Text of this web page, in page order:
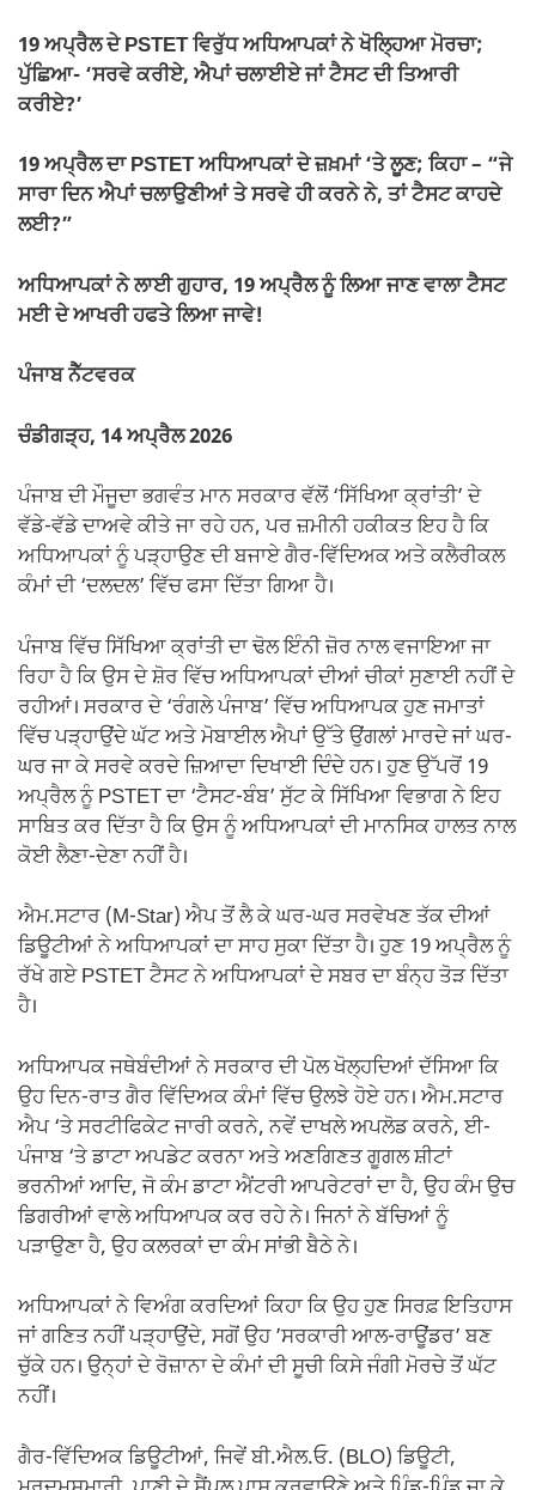
19 ਅਪ੍ਰੈਲ ਦੇ PSTET ਵਿਰੁੱਧ ਅਧਿਆਪਕਾਂ ਨੇ ਖੋਲ੍ਹਿਆ ਮੋਰਚਾ;
ਪੁੱਛਿਆ- ‘ਸਰਵੇ ਕਰੀਏ, ਐਪਾਂ ਚਲਾਈਏ ਜਾਂ ਟੈਸਟ ਦੀ ਤਿਆਰੀ
ਕਰੀਏ?’
19 ਅਪ੍ਰੈਲ ਦਾ PSTET ਅਧਿਆਪਕਾਂ ਦੇ ਜ਼ਖ਼ਮਾਂ ‘ਤੇ ਲੂਣ; ਕਿਹਾ – “ਜੇ
ਸਾਰਾ ਦਿਨ ਐਪਾਂ ਚਲਾਉਣੀਆਂ ਤੇ ਸਰਵੇ ਹੀ ਕਰਨੇ ਨੇ, ਤਾਂ ਟੈਸਟ ਕਾਹਦੇ
ਲਈ?”
ਅਧਿਆਪਕਾਂ ਨੇ ਲਾਈ ਗੁਹਾਰ, 19 ਅਪ੍ਰੈਲ ਨੂੰ ਲਿਆ ਜਾਣ ਵਾਲਾ ਟੈਸਟ
ਮਈ ਦੇ ਆਖਰੀ ਹਫਤੇ ਲਿਆ ਜਾਵੇ!
ਪੰਜਾਬ ਨੈੱਟਵਰਕ
ਚੰਡੀਗੜ੍ਹ, 14 ਅਪ੍ਰੈਲ 2026
ਪੰਜਾਬ ਦੀ ਮੌਜੂਦਾ ਭਗਵੰਤ ਮਾਨ ਸਰਕਾਰ ਵੱਲੋਂ ‘ਸਿੱਖਿਆ ਕ੍ਰਾਂਤੀ’ ਦੇ
ਵੱਡੇ-ਵੱਡੇ ਦਾਅਵੇ ਕੀਤੇ ਜਾ ਰਹੇ ਹਨ, ਪਰ ਜ਼ਮੀਨੀ ਹਕੀਕਤ ਇਹ ਹੈ ਕਿ
ਅਧਿਆਪਕਾਂ ਨੂੰ ਪੜ੍ਹਾਉਣ ਦੀ ਬਜਾਏ ਗੈਰ-ਵਿੱਦਿਅਕ ਅਤੇ ਕਲੈਰੀਕਲ
ਕੰਮਾਂ ਦੀ ‘ਦਲਦਲ’ ਵਿੱਚ ਫਸਾ ਦਿੱਤਾ ਗਿਆ ਹੈ।
ਪੰਜਾਬ ਵਿੱਚ ਸਿੱਖਿਆ ਕ੍ਰਾਂਤੀ ਦਾ ਢੋਲ ਇੰਨੀ ਜ਼ੋਰ ਨਾਲ ਵਜਾਇਆ ਜਾ
ਰਿਹਾ ਹੈ ਕਿ ਉਸ ਦੇ ਸ਼ੋਰ ਵਿੱਚ ਅਧਿਆਪਕਾਂ ਦੀਆਂ ਚੀਕਾਂ ਸੁਣਾਈ ਨਹੀਂ ਦੇ
ਰਹੀਆਂ। ਸਰਕਾਰ ਦੇ ‘ਰੰਗਲੇ ਪੰਜਾਬ’ ਵਿੱਚ ਅਧਿਆਪਕ ਹੁਣ ਜਮਾਤਾਂ
ਵਿੱਚ ਪੜ੍ਹਾਉਂਦੇ ਘੱਟ ਅਤੇ ਮੋਬਾਈਲ ਐਪਾਂ ਉੱਤੇ ਉਂਗਲਾਂ ਮਾਰਦੇ ਜਾਂ ਘਰ-
ਘਰ ਜਾ ਕੇ ਸਰਵੇ ਕਰਦੇ ਜ਼ਿਆਦਾ ਦਿਖਾਈ ਦਿੰਦੇ ਹਨ। ਹੁਣ ਉੱਪਰੋਂ 19
ਅਪ੍ਰੈਲ ਨੂੰ PSTET ਦਾ ‘ਟੈਸਟ-ਬੰਬ’ ਸੁੱਟ ਕੇ ਸਿੱਖਿਆ ਵਿਭਾਗ ਨੇ ਇਹ
ਸਾਬਿਤ ਕਰ ਦਿੱਤਾ ਹੈ ਕਿ ਉਸ ਨੂੰ ਅਧਿਆਪਕਾਂ ਦੀ ਮਾਨਸਿਕ ਹਾਲਤ ਨਾਲ
ਕੋਈ ਲੈਣਾ-ਦੇਣਾ ਨਹੀਂ ਹੈ।
ਐਮ.ਸਟਾਰ (M-Star) ਐਪ ਤੋਂ ਲੈ ਕੇ ਘਰ-ਘਰ ਸਰਵੇਖਣ ਤੱਕ ਦੀਆਂ
ਡਿਊਟੀਆਂ ਨੇ ਅਧਿਆਪਕਾਂ ਦਾ ਸਾਹ ਸੁਕਾ ਦਿੱਤਾ ਹੈ। ਹੁਣ 19 ਅਪ੍ਰੈਲ ਨੂੰ
ਰੱਖੇ ਗਏ PSTET ਟੈਸਟ ਨੇ ਅਧਿਆਪਕਾਂ ਦੇ ਸਬਰ ਦਾ ਬੰਨ੍ਹ ਤੋੜ ਦਿੱਤਾ
ਹੈ।
ਅਧਿਆਪਕ ਜਥੇਬੰਦੀਆਂ ਨੇ ਸਰਕਾਰ ਦੀ ਪੋਲ ਖੋਲ੍ਹਦਿਆਂ ਦੱਸਿਆ ਕਿ
ਉਹ ਦਿਨ-ਰਾਤ ਗੈਰ ਵਿੱਦਿਅਕ ਕੰਮਾਂ ਵਿੱਚ ਉਲਝੇ ਹੋਏ ਹਨ। ਐਮ.ਸਟਾਰ
ਐਪ ‘ਤੇ ਸਰਟੀਫਿਕੇਟ ਜਾਰੀ ਕਰਨੇ, ਨਵੇਂ ਦਾਖਲੇ ਅਪਲੋਡ ਕਰਨੇ, ਈ-
ਪੰਜਾਬ ‘ਤੇ ਡਾਟਾ ਅਪਡੇਟ ਕਰਨਾ ਅਤੇ ਅਣਗਿਣਤ ਗੂਗਲ ਸ਼ੀਟਾਂ
ਭਰਨੀਆਂ ਆਦਿ, ਜੋ ਕੰਮ ਡਾਟਾ ਐਂਟਰੀ ਆਪਰੇਟਰਾਂ ਦਾ ਹੈ, ਉਹ ਕੰਮ ਉਚ
ਡਿਗਰੀਆਂ ਵਾਲੇ ਅਧਿਆਪਕ ਕਰ ਰਹੇ ਨੇ। ਜਿਨਾਂ ਨੇ ਬੱਚਿਆਂ ਨੂੰ
ਪੜਾਉਣਾ ਹੈ, ਉਹ ਕਲਰਕਾਂ ਦਾ ਕੰਮ ਸਾਂਭੀ ਬੈਠੇ ਨੇ।
ਅਧਿਆਪਕਾਂ ਨੇ ਵਿਅੰਗ ਕਰਦਿਆਂ ਕਿਹਾ ਕਿ ਉਹ ਹੁਣ ਸਿਰਫ਼ ਇਤਿਹਾਸ
ਜਾਂ ਗਣਿਤ ਨਹੀਂ ਪੜ੍ਹਾਉਂਦੇ, ਸਗੋਂ ਉਹ ’ਸਰਕਾਰੀ ਆਲ-ਰਾਊਂਡਰ’ ਬਣ
ਚੁੱਕੇ ਹਨ। ਉਨ੍ਹਾਂ ਦੇ ਰੋਜ਼ਾਨਾ ਦੇ ਕੰਮਾਂ ਦੀ ਸੂਚੀ ਕਿਸੇ ਜੰਗੀ ਮੋਰਚੇ ਤੋਂ ਘੱਟ
ਨਹੀਂ।
ਗੈਰ-ਵਿੱਦਿਅਕ ਡਿਊਟੀਆਂ, ਜਿਵੇਂ ਬੀ.ਐਲ.ਓ. (BLO) ਡਿਊਟੀ,